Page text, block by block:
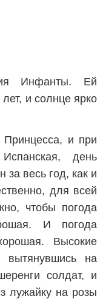
Инфанты. Ей
и солнце ярко
и при
день
за весь год, как и
для всей
чтобы погода
И погода
Высокие
вытянувшись на
солдат, и
лужайку на розы